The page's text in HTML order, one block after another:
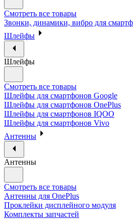
Смотреть все товары
Звонки, динамики, вибро для
Шлейфы
Шлейфы
Смотреть все товары
Шлейфы для смартфонов Google
Шлейфы для смартфонов OnePlus
Шлейфы для смартфонов IQOO
Шлейфы для смартфонов Vivo
Антенны
Антенны
Смотреть все товары
Антенны для OnePlus
Проклейки дисплейного модуля
Комплекты запчастей